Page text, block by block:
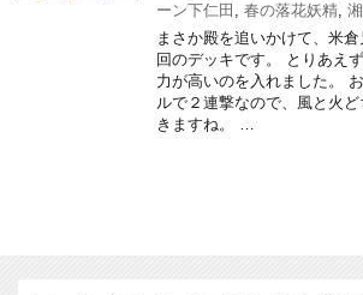
ーン下仁田 , 春の落花妖精,
まさか殿を追いかけて、米
回のデッキです。 とりあえ
力が高いのを入れました。
ルで２連撃なので、風と火
きますね。 …